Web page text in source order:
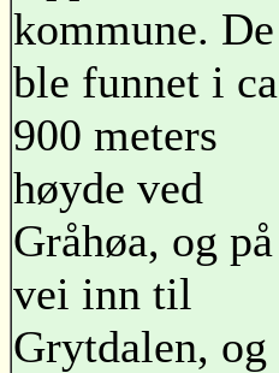
kommune. De
ble funnet i ca
900 meters
høyde ved
Gråhøa, og på
vei inn til
Grytdalen, og